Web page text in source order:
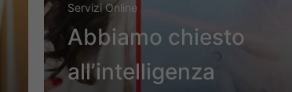
Servizi Online
Abbiamo chiesto
all’intelligenza